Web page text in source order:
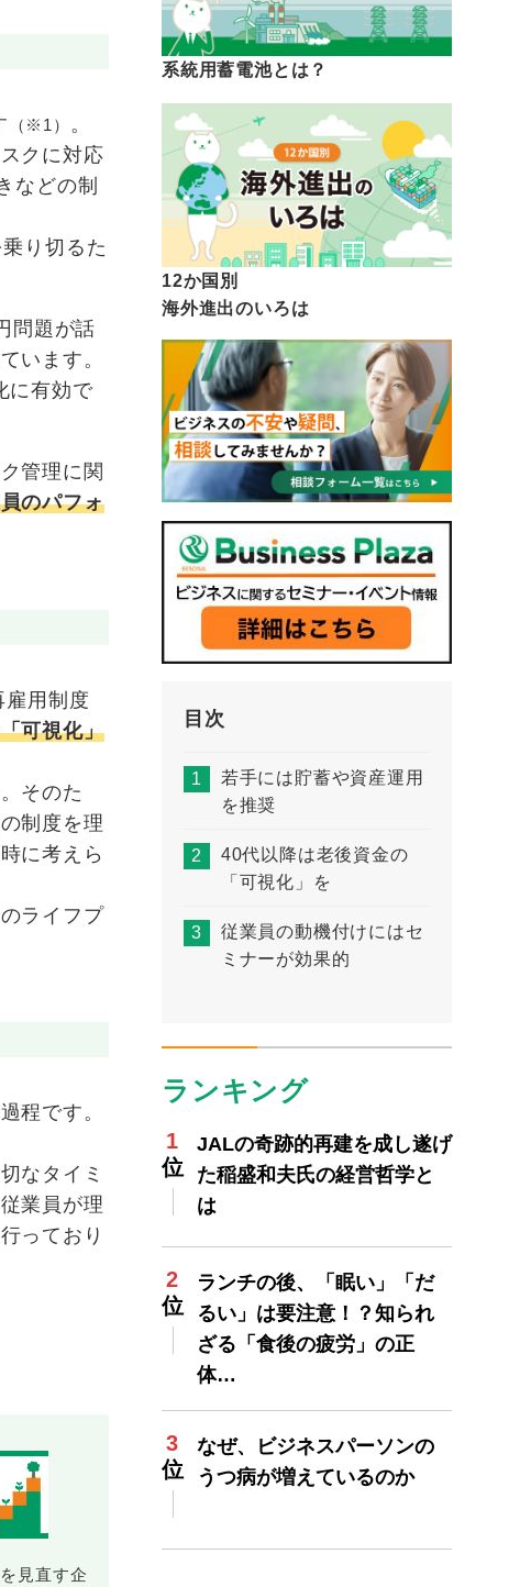
（※1）
。
クに対応
などの制
り切るた
問題が話
います。
に有効で
管理に関
のパフォ
用制度
可視化」
そのた
制度を理
に考えら
ライフプ
程です。
なタイミ
業員が理
っており
見直す企
系統用蓄電池とは？
12か国別
海外進出のいろは
目次
若手には貯蓄や資産運用
を推奨
40代以降は老後資金の
「可視化」を
従業員の動機付けにはセ
ミナーが効果的
ランキング
JALの奇跡的再建を成し遂げ
た稲盛和夫氏の経営哲学と
は
ランチの後、「眠い」「だ
るい」は要注意！？知られ
ざる「食後の疲労」の正
体…
なぜ、ビジネスパーソンの
うつ病が増えているのか